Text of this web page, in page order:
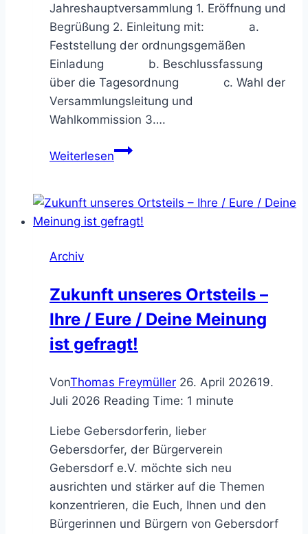
Jahreshauptversammlung 1. Eröffnung und
Begrüßung 2. Einleitung mit: a.
Feststellung der ordnungsgemäßen
Einladung b. Beschlussfassung
über die Tagesordnung c. Wahl der
Versammlungsleitung und
Wahlkommission 3….
WeiterlesenJahreshauptversammlung
Archiv
Zukunft unseres Ortsteils –
Ihre / Eure / Deine Meinung
ist gefragt!
VonThomas Freymüller 26. April 202619.
Juli 2026 Reading Time: 1 minute
Liebe Gebersdorferin, lieber
Gebersdorfer, der Bürgerverein
Gebersdorf e.V. möchte sich neu
ausrichten und stärker auf die Themen
konzentrieren, die Euch, Ihnen und den
Bürgerinnen und Bürgern von Gebersdorf